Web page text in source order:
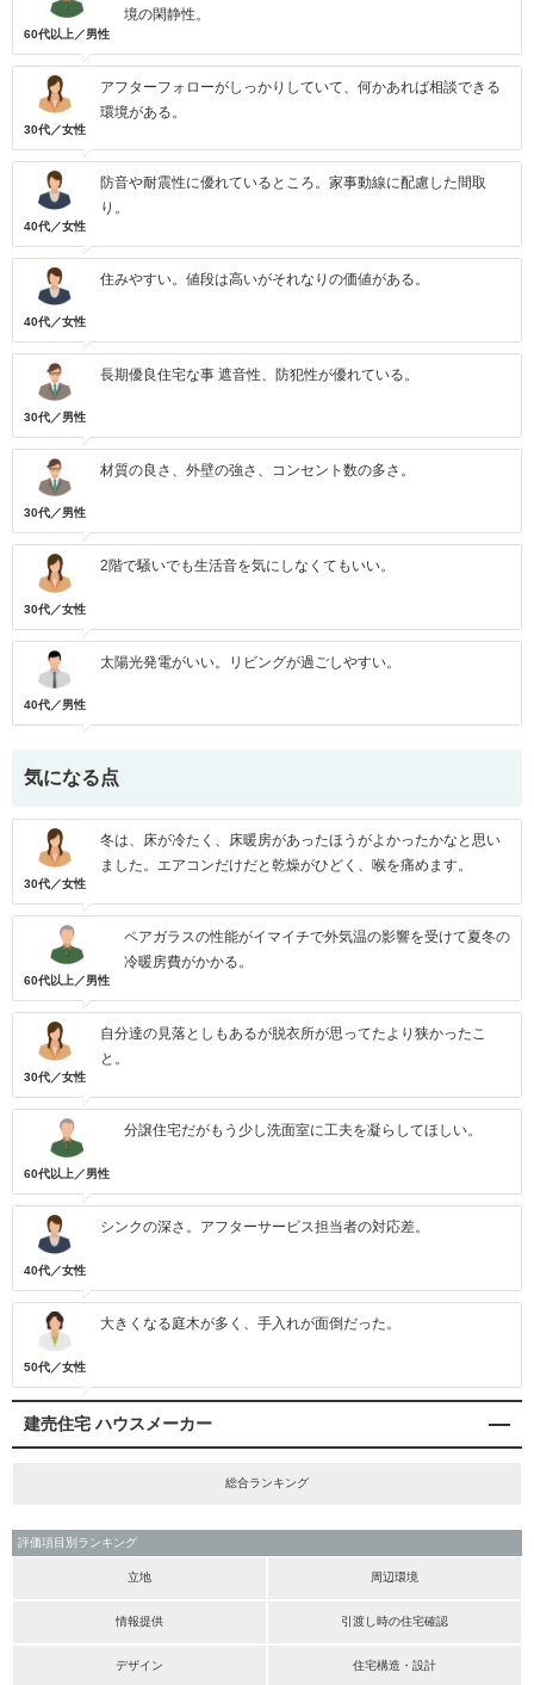
60代以上／男性
境の閑静性。
30代／女性
アフターフォローがしっかりしていて、何かあれば相談できる
環境がある。
40代／女性
防音や耐震性に優れているところ。家事動線に配慮した間取
り。
40代／女性
住みやすい。値段は高いがそれなりの価値がある。
30代／男性
長期優良住宅な事 遮音性、防犯性が優れている。
30代／男性
材質の良さ、外壁の強さ、コンセント数の多さ。
30代／女性
2階で騒いでも生活音を気にしなくてもいい。
40代／男性
太陽光発電がいい。リビングが過ごしやすい。
気になる点
30代／女性
冬は、床が冷たく、床暖房があったほうがよかったかなと思い
ました。エアコンだけだと乾燥がひどく、喉を痛めます。
60代以上／男性
ペアガラスの性能がイマイチで外気温の影響を受けて夏冬の
冷暖房費がかかる。
30代／女性
自分達の見落としもあるが脱衣所が思ってたより狭かったこ
と。
60代以上／男性
分譲住宅だがもう少し洗面室に工夫を凝らしてほしい。
40代／女性
シンクの深さ。アフターサービス担当者の対応差。
50代／女性
大きくなる庭木が多く、手入れが面倒だった。
建売住宅 ハウスメーカー
総合ランキング
評価項目別ランキング
立地 周辺環境
情報提供 引渡し時の住宅確認
デザイン 住宅構造・設計